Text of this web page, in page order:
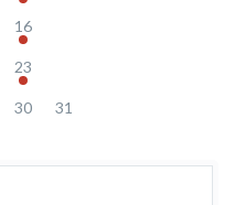
16
23
30 31